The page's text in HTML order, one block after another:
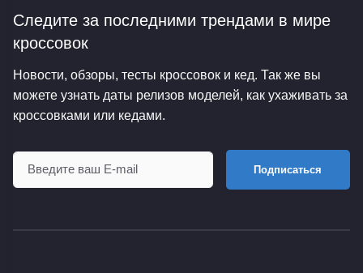
Следите за последними трендами в мире
кроссовок
Новости, обзоры, тесты кроссовок и кед. Так же вы
можете узнать даты релизов моделей, как ухаживать за
кроссовками или кедами.
Подписаться